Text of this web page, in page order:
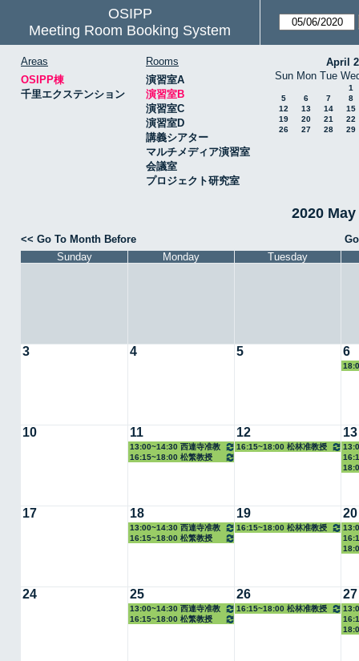
OSIPP
Meeting Room Booking System
Areas
OSIPP棟
千里エクステンション
Rooms
演習室A
演習室B
演習室C
演習室D
講義シアター
マルチメディア演習室
会議室
プロジェクト研究室
April
Sun Mon Tue
1
5
6 7
8
12
13 14
15
19
20 21
22
26
27 28 29
2020
<< Go To Month Before
Sunday
Monday Tuesday
3 4 5 6
10 11
13:00~14:30 西連寺准教
授
16:15~18:00 松繁教授
12
16:15~18:00 松林准教授
13
17 18
13:00~14:30 西連寺准教
授
16:15~18:00 松繁教授
19
16:15~18:00 松林准教授
20
24 25
13:00~14:30 西連寺准教
授
16:15~18:00 松繁教授
26
16:15~18:00 松林准教授
27